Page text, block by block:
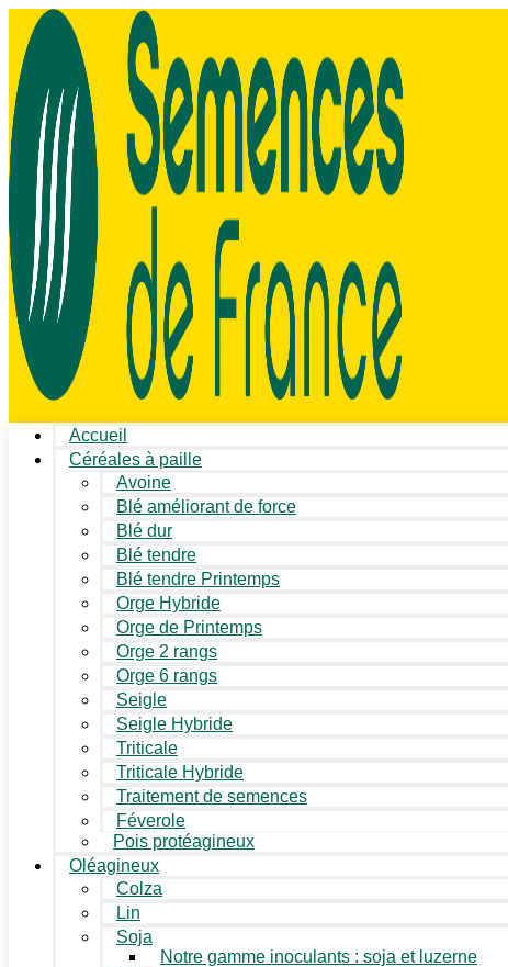
Accueil
Céréales à paille
Avoine
Blé améliorant de force
Blé dur
Blé tendre
Blé tendre Printemps
Orge Hybride
Orge de Printemps
Orge 2 rangs
Orge 6 rangs
Seigle
Seigle Hybride
Triticale
Triticale Hybride
Traitement de semences
Féverole
Pois protéagineux
Oléagineux
Colza
Lin
Soja
Notre gamme inoculants : soja et luzerne